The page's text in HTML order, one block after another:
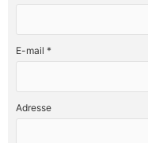
E-mail *
Adresse